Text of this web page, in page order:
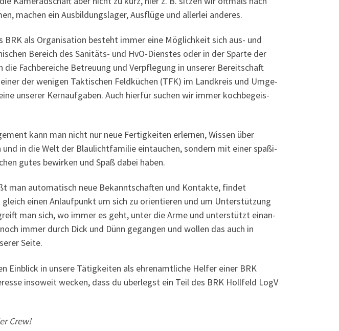
machen ein Aus­bil­dungs­la­ger, Aus­flü­ge und aller­lei anderes.
BRK als Orga­ni­sa­ti­on besteht immer eine Mög­lich­keit sich aus- und
Bereich des Sani­täts- und HvO-Diens­tes oder in der Spar­te der
die Fach­be­rei­che Betreu­ung und Ver­pfle­gung in unse­rer Bereit­schaft
der weni­gen Tak­ti­schen Feld­kü­chen (TFK) im Land­kreis und Umge­
unse­rer Kern­auf­ga­ben. Auch hier­für suchen wir immer koch­be­geis­
kann man nicht nur neue Fer­tig­kei­ten erler­nen, Wis­sen über
in die Welt der Blau­licht­fa­mi­lie ein­tau­chen, son­dern mit einer spa­ßi­
gutes bewir­ken und Spaß dabei haben.
man auto­ma­tisch neue Bekannt­schaf­ten und Kon­tak­te, fin­det
gleich einen Anlauf­punkt um sich zu ori­en­tie­ren und um Unter­stüt­zung
man sich, wo immer es geht, unter die Arme und unter­stützt ein­an­
immer durch Dick und Dünn gegan­gen und wol­len das auch in
Seite.
Ein­blick in unse­re Tätig­kei­ten als ehren­amt­li­che Hel­fer einer BRK
inso­weit wecken, dass du über­legst ein Teil des BRK Holl­feld LogV
Crew!